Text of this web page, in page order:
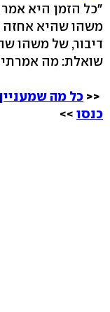
"כל הזמן היא
משהו שהיא אחזה
דיבור, של משהו
שואלת: מה
<< כל מה
כנסו >>